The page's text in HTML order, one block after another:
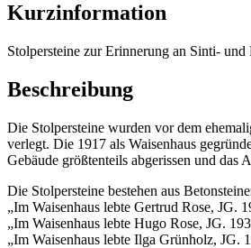
Kurzinformation
Stolpersteine zur Erinnerung an Sinti-
Beschreibung
Die Stolpersteine wurden vor dem
verlegt. Die 1917 als Waisenhaus
Gebäude größtenteils abgerissen und das
Die Stolpersteine bestehen aus
„Im Waisenhaus lebte Gertrud Rose, JG.
„Im Waisenhaus lebte Hugo Rose, JG.
„Im Waisenhaus lebte Ilga Grünholz, JG.